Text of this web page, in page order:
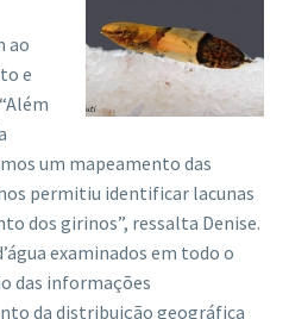
ao
e
um mapeamento das
permitiu identificar lacunas
dos girinos”, ressalta Denise.
examinados em todo o
das informações
da distribuição geográfica